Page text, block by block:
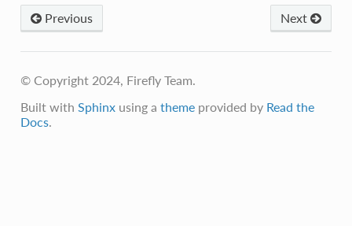
Next
Previous
© Copyright 2024, Firefly Team.
Built with Sphinxusing a themeprovided by Read the
Docs.